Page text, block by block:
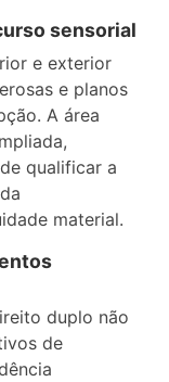
sensorial
e exterior
e planos
A área
qualificar a
material.
duplo não
de